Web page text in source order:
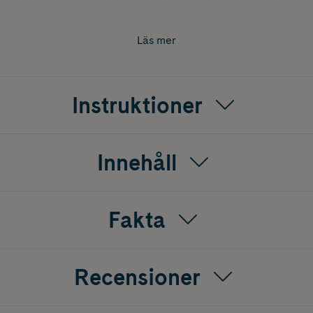
kroppar klarar av att utnyttja runt 60g av intagna
Läs mer
Instruktioner
Innehåll
Fakta
Recensioner